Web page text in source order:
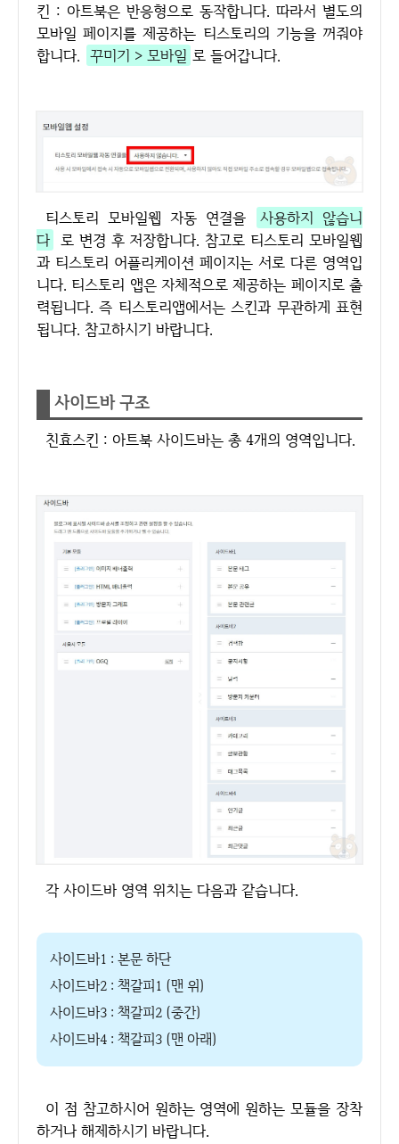
킨 : 아트북은 반응형으로 동작합니다. 따라서 별도의
모바일 페이지를 제공하는 티스토리의 기능을 꺼줘야
합니다. 꾸미기 > 모바일 로 들어갑니다.
티스토리 모바일웹 자동 연결을
사용하지 않습니
다 로 변경 후 저장합니다. 참고로 티스토리 모바일웹
과 티스토리 어플리케이션 페이지는 서로 다른 영역입
니다. 티스토리 앱은 자체적으로 제공하는 페이지로 출
력됩니다. 즉 티스토리앱에서는 스킨과 무관하게 표현
됩니다. 참고하시기 바랍니다.
사이드바 구조
친효스킨 : 아트북 사이드바는 총 4개의 영역입니다.
각 사이드바 영역 위치는 다음과 같습니다.
사이드바1 : 본문 하단
사이드바2 : 책갈피1 (맨 위)
사이드바3 : 책갈피2 (중간)
사이드바4 : 책갈피3 (맨 아래)
이 점 참고하시어 원하는 영역에 원하는 모듈을 장착
하거나 해제하시기 바랍니다.